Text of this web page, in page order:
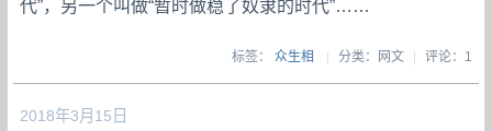
代”，另一个叫做“暂时做稳了奴隶的时代”……
标签： 众生相 | 分类：网文| 评论：1
2018年3月15日